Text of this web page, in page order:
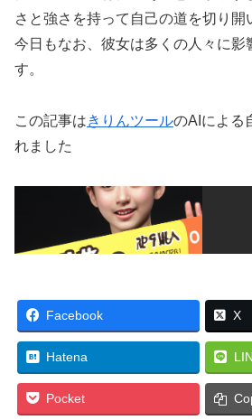
さと強さを持って自己の道を切り開
今日もなお、彼女は多くの人々に影
す。
この記事はきりんツールのAIによる
れました
Facebook X
Hatena
Pocket